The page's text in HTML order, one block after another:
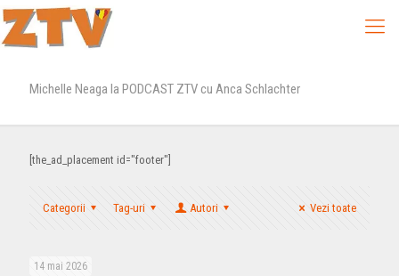
Michelle Neaga la PODCAST ZTV cu Anca Schlachter
[the_ad_placement id="footer"]
Categorii Tag-uri Autori Vezi toate
14 mai 2026